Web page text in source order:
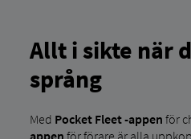
Allt i sikte när
språng
Med Pocket Fleet -appen för